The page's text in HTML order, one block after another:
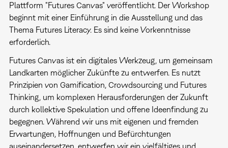
Plattform "Futures Canvas" veröffentlicht. Der Workshop
beginnt mit einer Einführung in die Ausstellung und das
Thema Futures Literacy. Es sind keine Vorkenntnisse
erforderlich.
Futures Canvas ist ein digitales Werkzeug, um gemeinsam
Landkarten möglicher Zukünfte zu entwerfen. Es nutzt
Prinzipien von Gamification, Crowdsourcing und Futures
Thinking, um komplexen Herausforderungen der Zukunft
durch kollektive Spekulation und offene Ideenfindung zu
begegnen. Während wir uns mit eigenen und fremden
Erwartungen, Hoffnungen und Befürchtungen
auseinandersetzen, entwerfen wir ein vielfältiges und